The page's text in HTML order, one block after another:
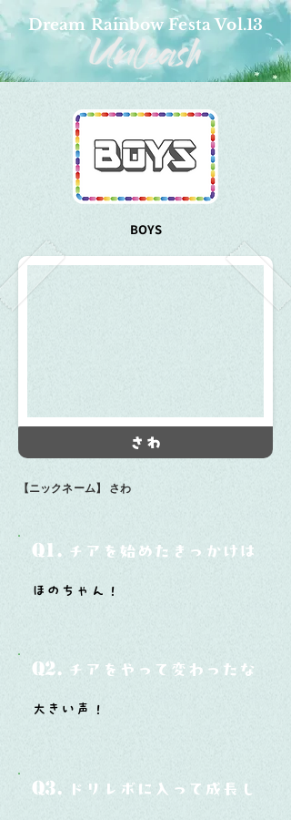
Dream Rainbow Festa Vol.13
BOYS
さわ
【ニックネーム】 さわ
Q1. チアを始めたきっかけは？
ほのちゃん！
Q2. チアをやって変わったなと思
大きい声！
Q3. ドリレボに入って成長した